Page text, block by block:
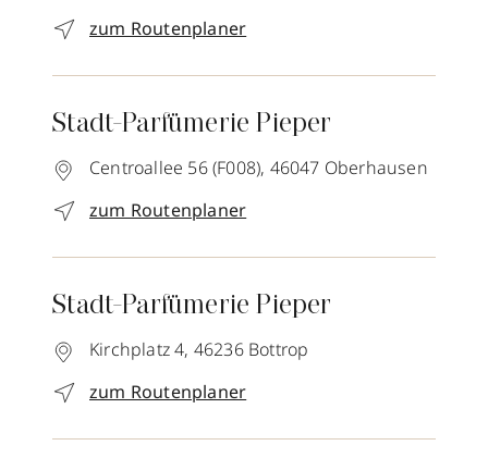
zum Routenplaner
Stadt-Parfümerie Pieper
Centroallee 56 (F008), 46047 Oberhausen
zum Routenplaner
Stadt-Parfümerie Pieper
Kirchplatz 4, 46236 Bottrop
zum Routenplaner